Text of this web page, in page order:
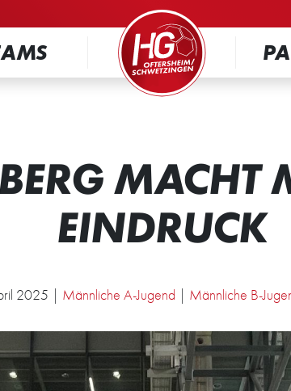
MACHT
EINDRUCK
2025 | Männliche A-Jugend Männliche B-